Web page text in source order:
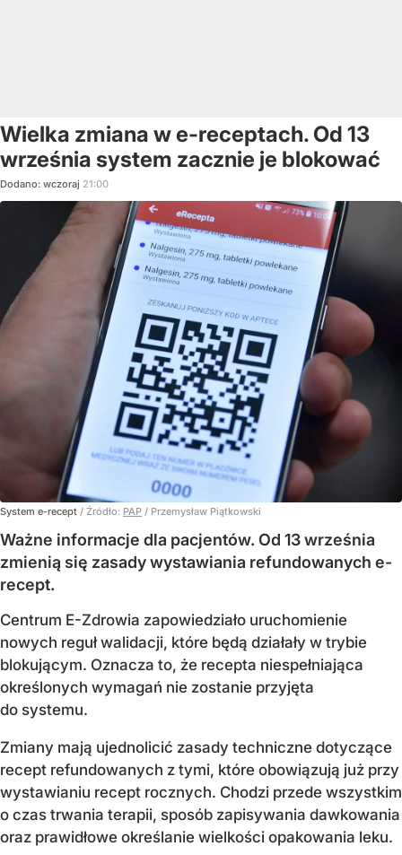
Wielka zmiana w e-receptach. Od 13
września system zacznie je blokować
Dodano: wczoraj 21:00
System e-recept / Źródło: PAP / Przemysław Piątkowski
Ważne informacje dla pacjentów. Od 13 września
zmienią się zasady wystawiania refundowanych e-
recept.
Centrum E-Zdrowia zapowiedziało uruchomienie
nowych reguł walidacji, które będą działały w trybie
blokującym. Oznacza to, że recepta niespełniająca
określonych wymagań nie zostanie przyjęta
do systemu.
Zmiany mają ujednolicić zasady techniczne dotyczące
recept refundowanych z tymi, które obowiązują już przy
wystawianiu recept rocznych. Chodzi przede wszystkim
o czas trwania terapii, sposób zapisywania dawkowania
oraz prawidłowe określanie wielkości opakowania leku.